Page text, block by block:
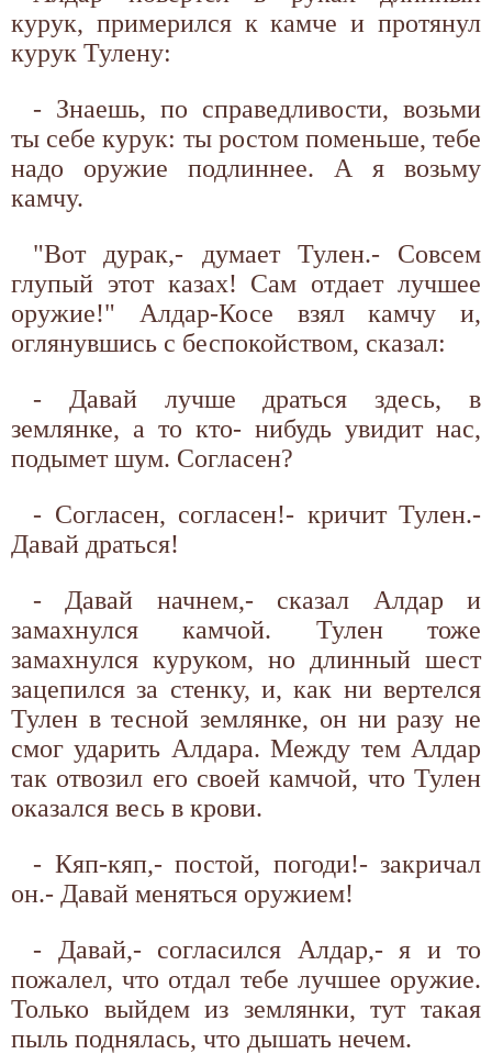
курук, примерился к камче и протянул
курук Тулену:
- Знаешь, по справедливости, возьми
ты себе курук: ты ростом поменьше, тебе
надо оружие подлиннее. А я возьму
камчу.
"Вот дурак,- думает Тулен.- Совсем
глупый этот казах! Сам отдает лучшее
оружие!" Алдар-Косе взял камчу и,
оглянувшись с беспокойством, сказал:
- Давай лучше драться здесь, в
землянке, а то кто- нибудь увидит нас,
подымет шум. Согласен?
- Согласен, согласен!- кричит Тулен.-
Давай драться!
- Давай начнем,- сказал Алдар и
замахнулся камчой. Тулен тоже
замахнулся куруком, но длинный шест
зацепился за стенку, и, как ни вертелся
Тулен в тесной землянке, он ни разу не
смог ударить Алдара. Между тем Алдар
так отвозил его своей камчой, что Тулен
оказался весь в крови.
- Кяп-кяп,- постой, погоди!- закричал
он.- Давай меняться оружием!
- Давай,- согласился Алдар,- я и то
пожалел, что отдал тебе лучшее оружие.
Только выйдем из землянки, тут такая
пыль поднялась, что дышать нечем.